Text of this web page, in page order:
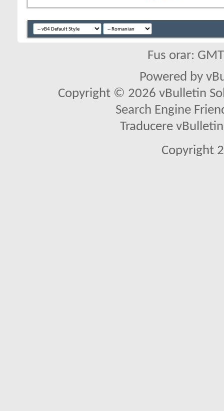
Fus orar:
Powered by
Copyright © 2026 vBulletin
Search Engine
Traducere
Copyright